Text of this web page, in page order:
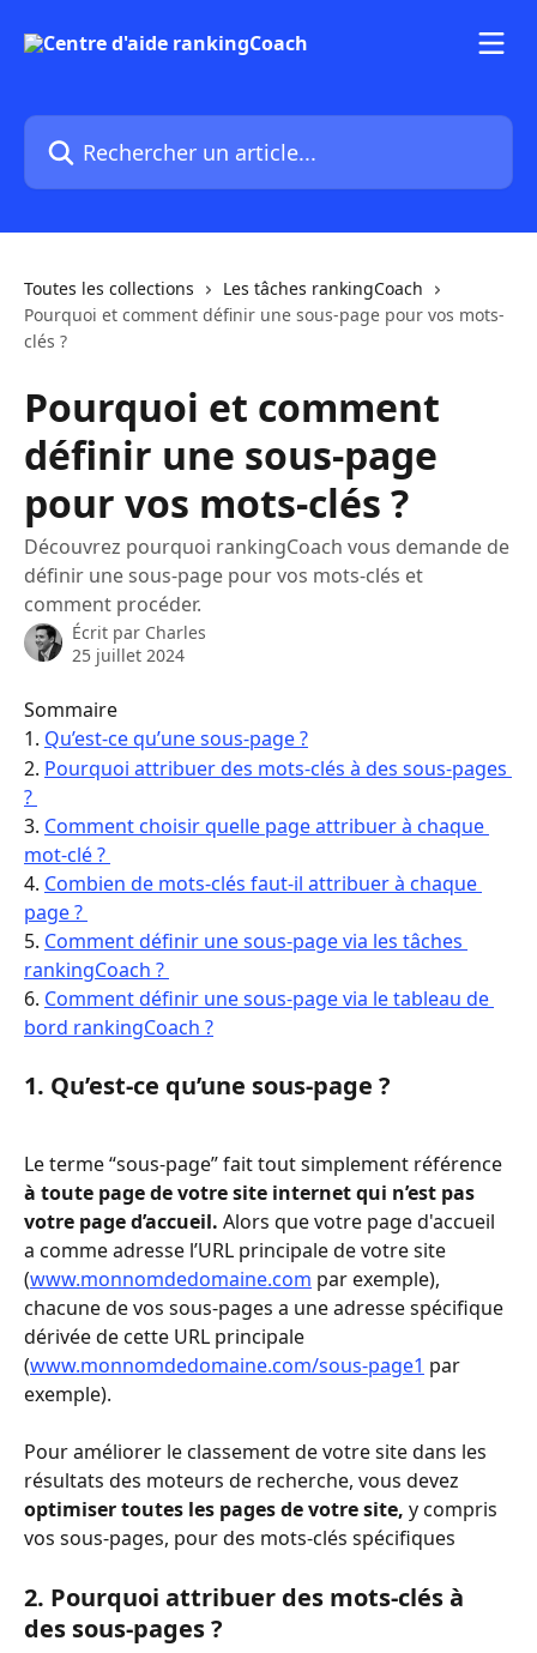
Rechercher un article...
Toutes les collections
Les tâches rankingCoach
Pourquoi et comment définir une sous-page pour vos mots-
clés ?
Pourquoi et comment
définir une sous-page
pour vos mots-clés ?
Découvrez pourquoi rankingCoach vous demande de
définir une sous-page pour vos mots-clés et
comment procéder.
Écrit par Charles
25 juillet 2024
Sommaire
1. Qu’est-ce qu’une sous-page ?
2. Pourquoi attribuer des mots-clés à des sous-pages
?
3. Comment choisir quelle page attribuer à chaque
mot-clé ?
4. Combien de mots-clés faut-il attribuer à chaque
page ?
5. Comment définir une sous-page via les tâches
rankingCoach ?
6. Comment définir une sous-page via le tableau de
bord rankingCoach ?
1. Qu’est-ce qu’une sous-page ?
Le terme “sous-page” fait tout simplement référence
à toute page de votre site internet qui n’est pas
votre page d’accueil. Alors que votre page d'accueil
a comme adresse l’URL principale de votre site
(www.monnomdedomaine.com par exemple),
chacune de vos sous-pages a une adresse spécifique
dérivée de cette URL principale
(www.monnomdedomaine.com/sous-page1 par
exemple).
Pour améliorer le classement de votre site dans les
résultats des moteurs de recherche, vous devez
optimiser toutes les pages de votre site, y compris
vos sous-pages, pour des mots-clés spécifiques
2. Pourquoi attribuer des mots-clés à
des sous-pages ?